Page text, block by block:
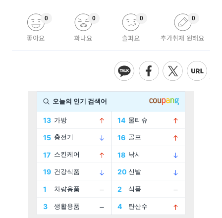
좋아요
0
화나요
0
슬퍼요
0
추가취재 원해요
0